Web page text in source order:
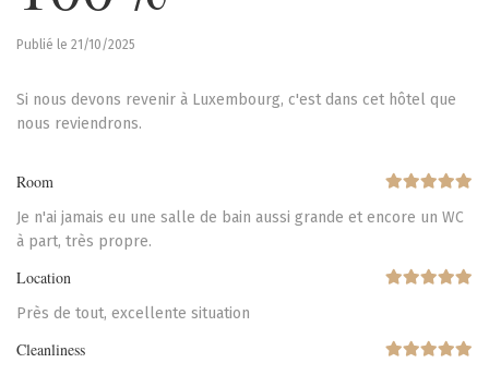
Publié le 21/10/2025
Si nous devons revenir à Luxembourg, c'est dans cet hôtel que
nous reviendrons.
Room
Je n'ai jamais eu une salle de bain aussi grande et encore un WC
à part, très propre.
Location
Près de tout, excellente situation
Cleanliness